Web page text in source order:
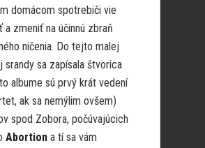
domácom spotrebiči vie
a zmeniť na účinnú zbraň
ničenia. Do tejto malej
srandy sa zapísala štvorica
albume sú prvý krát vedení
ak sa nemýlim ovšem)
spod Zobora, počúvajúcich
Abortion a tí sa vám